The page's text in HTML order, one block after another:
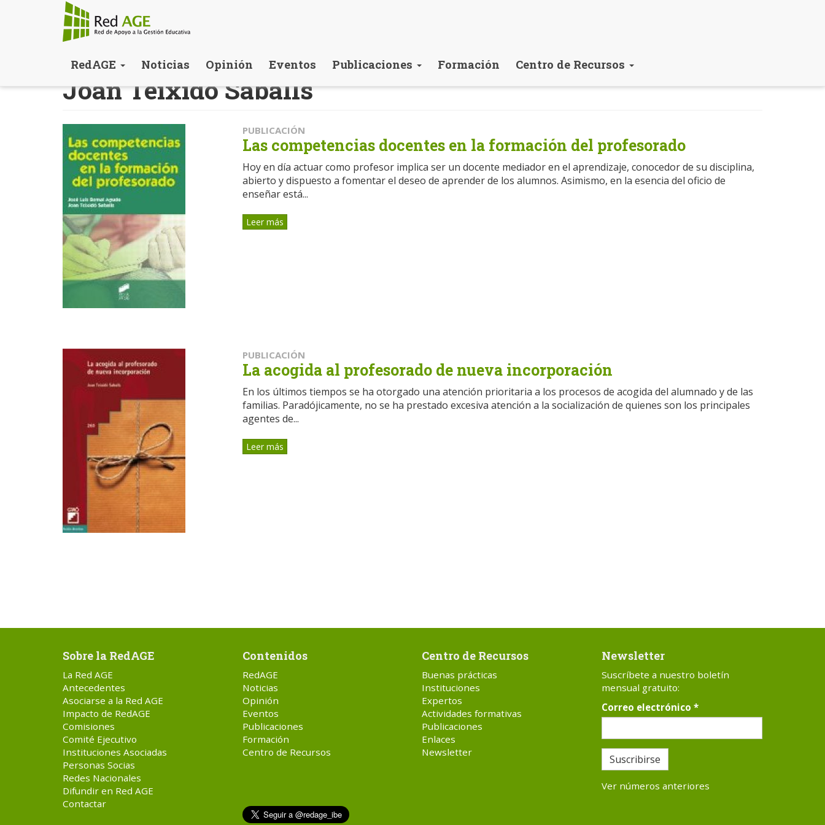
contenido
RedAGE Noticias Opinión Eventos Publicaciones Formación Centro de Recursos
Joan Teixido Saballs
PUBLICACIÓN
Las competencias docentes en la formación del profesorado
Hoy en día actuar como profesor implica ser un docente mediador en el aprendizaje, conocedor de su disciplina,
abierto y dispuesto a fomentar el deseo de aprender de los alumnos. Asimismo, en la esencia del oficio de
enseñar está...
Leer más
PUBLICACIÓN
La acogida al profesorado de nueva incorporación
En los últimos tiempos se ha otorgado una atención prioritaria a los procesos de acogida del alumnado y de las
familias. Paradójicamente, no se ha prestado excesiva atención a la socialización de quienes son los principales
agentes de...
Leer más
Sobre la RedAGE
La Red AGE
Antecedentes
Asociarse a la Red AGE
Impacto de RedAGE
Comisiones
Comité Ejecutivo
Instituciones Asociadas
Personas Socias
Redes Nacionales
Difundir en Red AGE
Contactar
Contenidos
RedAGE
Noticias
Opinión
Eventos
Publicaciones
Formación
Centro de Recursos
Centro de Recursos
Buenas prácticas
Instituciones
Expertos
Actividades formativas
Publicaciones
Enlaces
Newsletter
Newsletter
Suscríbete a nuestro boletín
mensual gratuito:
Correo electrónico *
Suscribirse
Ver números anteriores